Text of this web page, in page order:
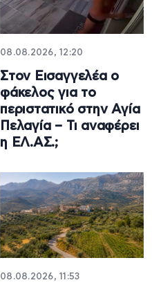
08.08.2026, 12:20
Στον Εισαγγελέα ο
φάκελος για το
περιστατικό στην Αγία
Πελαγία – Τι αναφέρει
η ΕΛ.ΑΣ.;
08.08.2026, 11:53